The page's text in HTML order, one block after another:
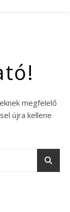
megfelelő
újra kellene